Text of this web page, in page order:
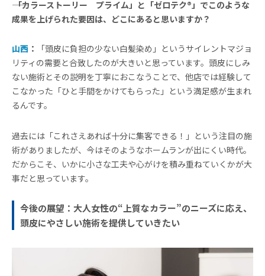
―― 「カラーストーリー プライム」と「ゼロテク®」でこのような
成果を上げられた要因は、どこにあると思いますか？
山西 ：
「頭皮に負担の少ない白髪染め」というサイレントマジョ
リティの需要と合致したのが大きいと思っています。頭皮にしみ
ない施術とその説明を丁寧におこなうことで、他店では経験して
こなかった「ひと手間をかけてもらった」という満足感が生まれ
るんです。
過去には「これさえあれば十分に集客できる！」という注目の施
術がありましたが、今はそのようなホームランが出にくい時代。
だからこそ、いかに小さな工夫や心がけを積み重ねていくかが大
事だと思っています。
今後の展望：大人女性の“上質なカラー”のニーズに応え、
頭皮にやさしい施術を提供していきたい